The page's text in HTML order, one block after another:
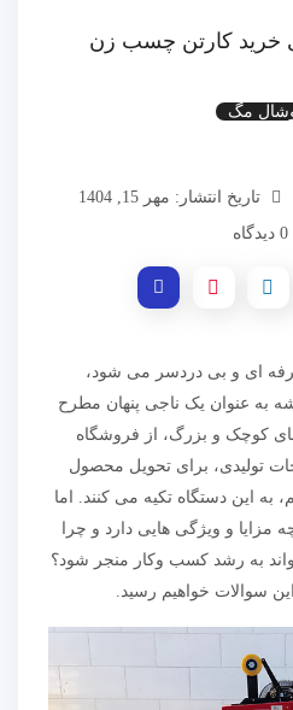
خرید کارتن چسب زن
مگ
تاریخ انتشار: مهر 15, 1404
0 دیدگاه
ای و بی دردسر می شود،
به عنوان یک ناجی پنهان مطرح
کوچک و بزرگ، از فروشگاه
تولیدی، برای تحویل محصول
این دستگاه تکیه می کنند. اما
مزایا و ویژگی هایی دارد و چرا
به رشد کسب وکار منجر شود؟
سوالات خواهیم رسید.